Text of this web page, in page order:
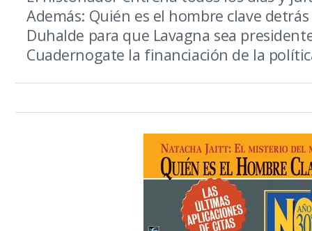
Además: Quién es el hombre clave
Duhalde para que Lavagna sea
Cuadernogate la financiación de la